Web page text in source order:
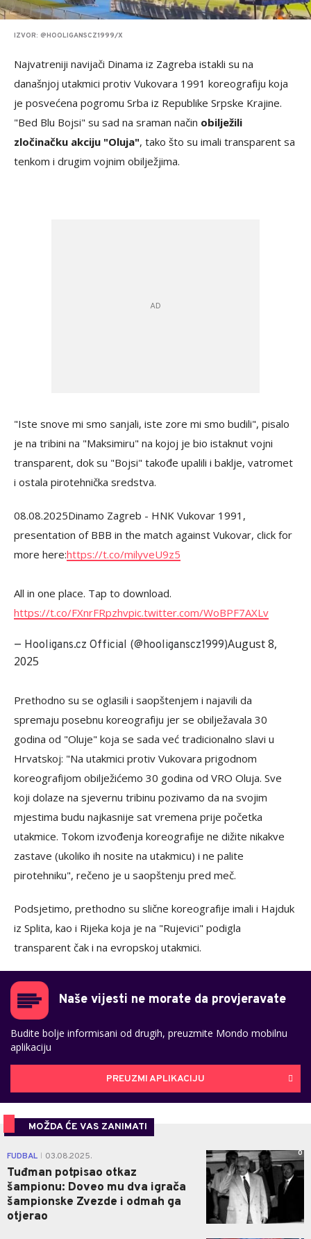
IZVOR: @HOOLIGANSCZ1999/X
Najvatreniji navijači Dinama iz Zagreba istakli su na
današnjoj utakmici protiv Vukovara 1991 koreografiju koja
je posvećena pogromu Srba iz Republike Srpske Krajine.
"Bed Blu Bojsi" su sad na sraman način obilježili
zločinačku akciju "Oluja", tako što su imali transparent sa
tenkom i drugim vojnim obilježjima.
"Iste snove mi smo sanjali, iste zore mi smo budili", pisalo
je na tribini na "Maksimiru" na kojoj je bio istaknut vojni
transparent, dok su "Bojsi" takođe upalili i baklje, vatromet
i ostala pirotehnička sredstva.
08.08.2025Dinamo Zagreb - HNK Vukovar 1991,
presentation of BBB in the match against Vukovar, click for
more here:https://t.co/milyveU9z5
All in one place. Tap to download.
https://t.co/FXnrFRpzhvpic.twitter.com/WoBPF7AXLv
— Hooligans.cz Official (@hooliganscz1999)August 8,
2025
Prethodno su se oglasili i saopštenjem i najavili da
spremaju posebnu koreografiju jer se obilježavala 30
godina od "Oluje" koja se sada već tradicionalno slavi u
Hrvatskoj: "Na utakmici protiv Vukovara prigodnom
koreografijom obilježićemo 30 godina od VRO Oluja. Sve
koji dolaze na sjevernu tribinu pozivamo da na svojim
mjestima budu najkasnije sat vremena prije početka
utakmice. Tokom izvođenja koreografije ne dižite nikakve
zastave (ukoliko ih nosite na utakmicu) i ne palite
pirotehniku", rečeno je u saopštenju pred meč.
Podsjetimo, prethodno su slične koreografije imali i Hajduk
iz Splita, kao i Rijeka koja je na "Rujevici" podigla
transparent čak i na evropskoj utakmici.
Naše vijesti ne morate da provjeravate
Budite bolje informisani od drugih, preuzmite Mondo mobilnu
aplikaciju
PREUZMI APLIKACIJU
MOŽDA ĆE VAS ZANIMATI
FUDBAL 03.08.2025.
Tuđman potpisao otkaz
šampionu: Doveo mu dva igrača
šampionske Zvezde i odmah ga
otjerao
0